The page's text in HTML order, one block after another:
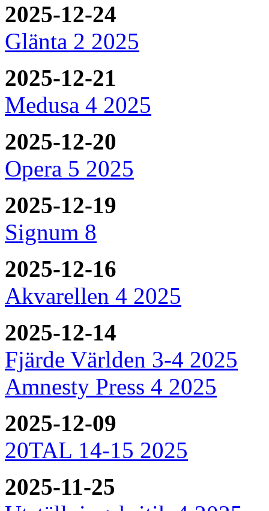
2025-12-24
Glänta 2 2025
2025-12-21
Medusa 4 2025
2025-12-20
Opera 5 2025
2025-12-19
Signum 8
2025-12-16
Akvarellen 4 2025
2025-12-14
Fjärde Världen 3-4 2025
Amnesty Press 4 2025
2025-12-09
20TAL 14-15 2025
2025-11-25